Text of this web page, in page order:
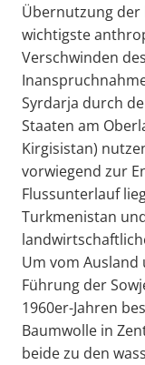
Übernutzung der
wichtigste
Verschwinden
Syrdarja durch
Staaten am
Kirgisistan)
vorwiegend zur
Flussunterlauf
Turkmenistan
Um vom
Führung der
1960er-Jahren
Baumwolle in
beide zu den